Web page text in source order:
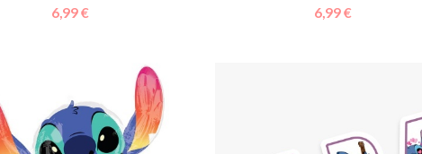
6,99 € 6,99 €